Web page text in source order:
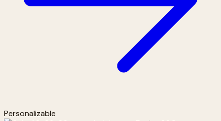
Personalizable